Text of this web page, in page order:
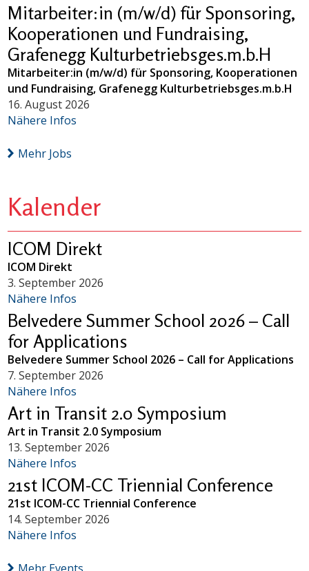
Mitarbeiter:in (m/w/d) für Sponsoring,
Kooperationen und Fundraising,
Grafenegg Kulturbetriebsges.m.b.H
Mitarbeiter:in (m/w/d) für Sponsoring, Kooperationen
und Fundraising, Grafenegg Kulturbetriebsges.m.b.H
16. August 2026
Nähere Infos
Mehr Jobs
Kalender
ICOM Direkt
ICOM Direkt
3. September 2026
Nähere Infos
Belvedere Summer School 2026 – Call
for Applications
Belvedere Summer School 2026 – Call for Applications
7. September 2026
Nähere Infos
Art in Transit 2.0 Symposium
Art in Transit 2.0 Symposium
13. September 2026
Nähere Infos
21st ICOM-CC Triennial Conference
21st ICOM-CC Triennial Conference
14. September 2026
Nähere Infos